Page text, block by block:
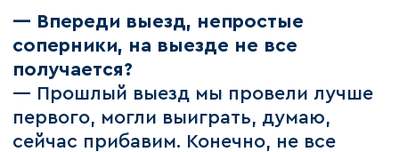
— Впереди выезд, непростые
соперники, на выезде не все
получается?
— Прошлый выезд мы провели лучше
первого, могли выиграть, думаю,
сейчас прибавим. Конечно, не все